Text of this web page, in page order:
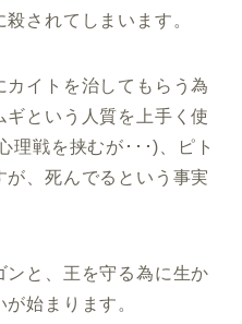
されてしまいます。
イトを治してもらう為
という人質を上手く使
理戦を挟むが･･･)、ピト
、死んでるという事実
と、王を守る為に生か
始まります。